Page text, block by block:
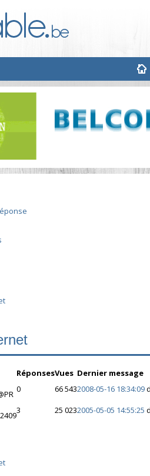
RéponsesVues Dernier message
0 66 5432008-05-16 18:34:09
3 25 0232005-05-05 14:55:25